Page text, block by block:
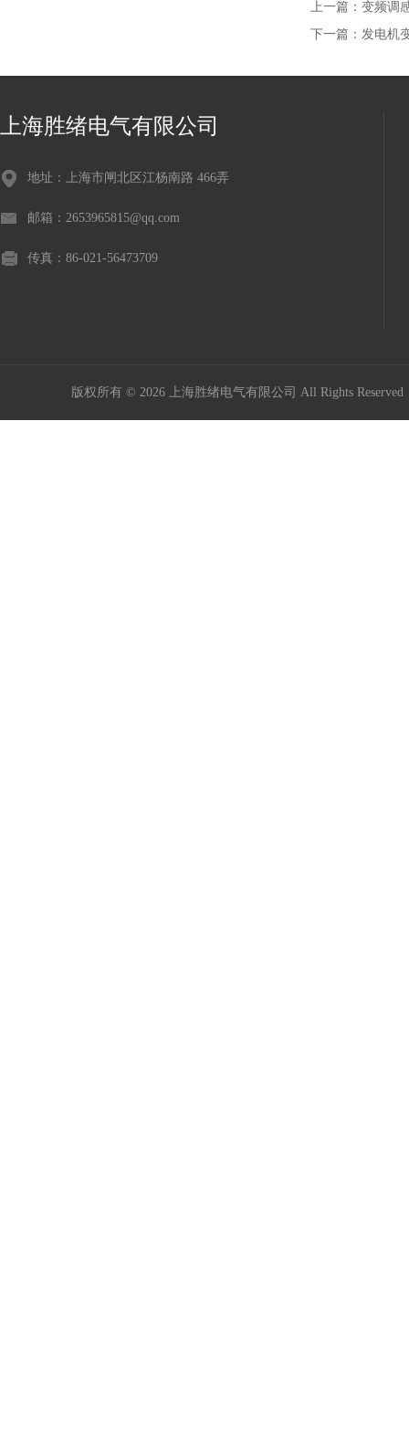
上一篇： 变频调
下一篇： 发电机
上海胜绪电气有限公司
地址：上海市闸北区江杨南路 466弄
邮箱：2653965815@qq.com
传真：86-021-56473709
版权所有 © 2026 上海胜绪电气有限公司 All Rights